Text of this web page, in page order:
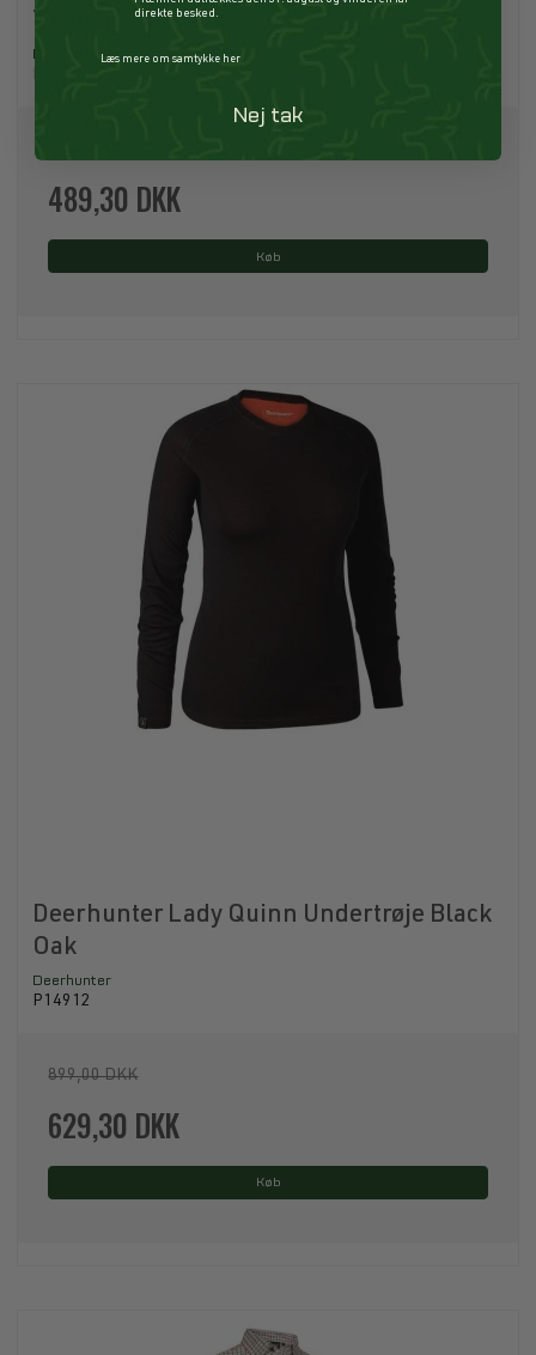
Deerhunter
489,30 DKK
Køb
Deerhunter Lady Quinn Undertrøje Black
Oak
Deerhunter
P14912
899,00 DKK
629,30 DKK
Køb
direkte besked.
Læs mere om samtykke her
Nej tak